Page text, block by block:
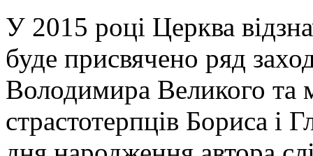
У 2015 році Церква
буде присвячено ряд
Володимира Великого та
страстотерпців Бориса і